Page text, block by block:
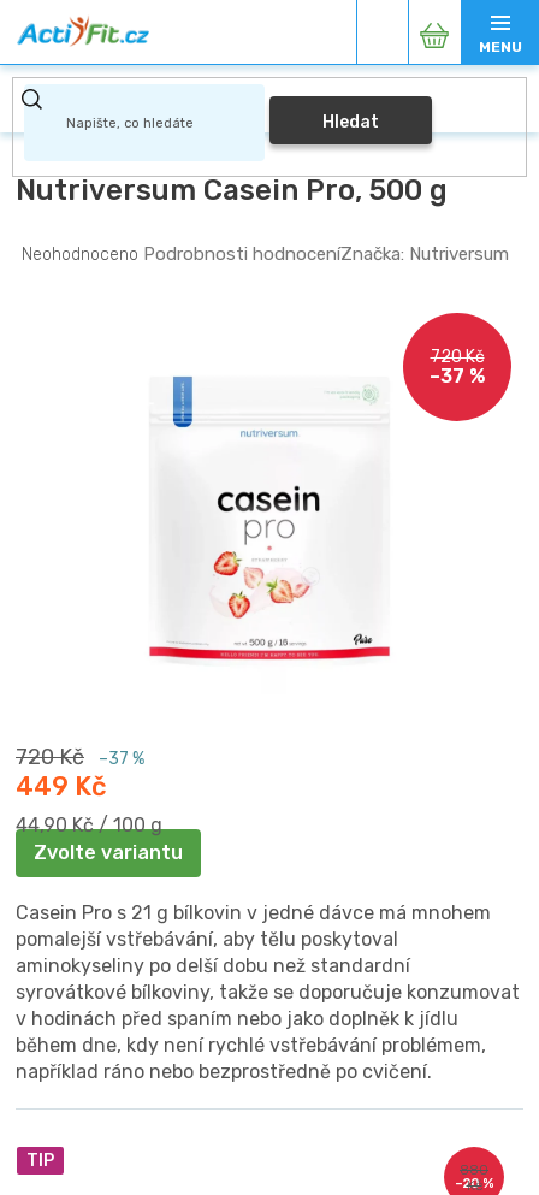
na
obsah
Hledat
Nákupní
košík
Nutriversum Casein Pro, 500 g
Průměrné
Neohodnoceno Podrobnosti hodnoceníZnačka: Nutriversum
720 Kč
–37 %
720 Kč –37 %
449 Kč
Měrná
cena:
44,90 Kč / 100 g
Zvolte variantu
Casein Pro s 21 g bílkovin v jedné dávce má mnohem
pomalejší vstřebávání, aby tělu poskytoval
aminokyseliny po delší dobu než standardní
syrovátkové bílkoviny, takže se doporučuje konzumovat
v hodinách před spaním nebo jako doplněk k jídlu
během dne, kdy není rychlé vstřebávání problémem,
například ráno nebo bezprostředně po cvičení.
TIP
880
Kč
–20 %